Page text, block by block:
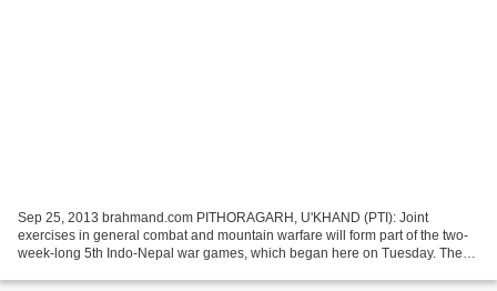
Sep 25, 2013 brahmand.com PITHORAGARH, U'KHAND (PTI): Joint
exercises in general combat and mountain warfare will form part of the two-
week-long 5th Indo-Nepal war games, which began here on Tuesday. The